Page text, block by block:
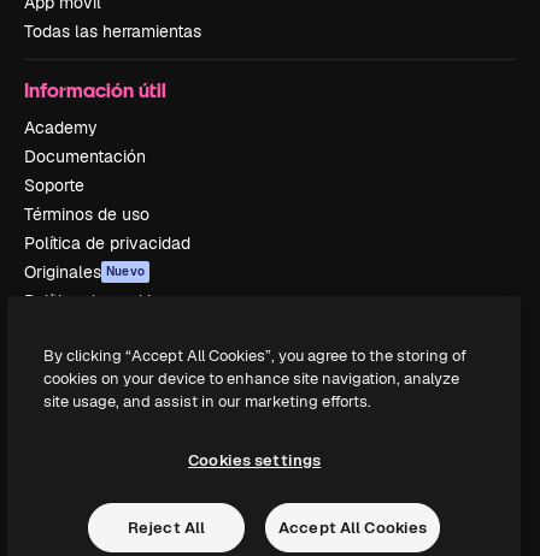
Todas las herramientas
Información útil
Academy
Documentación
Soporte
Términos de uso
Política de privacidad
Originales Nuevo
Política de cookies
Afiliados
Empresas
Sobre nosotros
Reviews
By clicking “Accept All Cookies”, you agree to the storing of
cookies on your device to enhance site navigation, analyze
site usage, and assist in our marketing efforts.
Cookies settings
Reject All Accept All Cookies